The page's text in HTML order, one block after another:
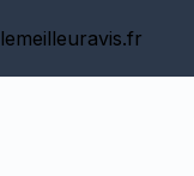
lemeilleuravis.fr